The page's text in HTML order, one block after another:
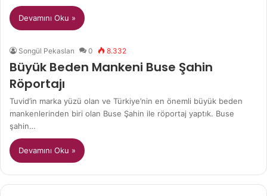
Devamını Oku »
Songül Pekaslan 0 8.332
Büyük Beden Mankeni Buse Şahin
Röportajı
Tuvid’in marka yüzü olan ve Türkiye’nin en önemli büyük beden
mankenlerinden biri olan Buse Şahin ile röportaj yaptık. Buse
şahin…
Devamını Oku »